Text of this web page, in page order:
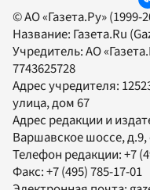
© АО «Газета.Ру» (1999-
Название: Газета.Ru
Учредитель:АО
7743625728
Адрес учредителя:
улица, дом 67
Адрес редакции и
Варшавское шоссе, д.9,
Телефон редакции:+7
Факс:+7 (495) 785-17-01